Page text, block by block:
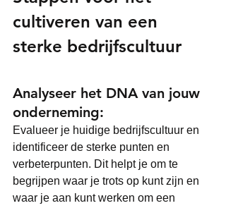
cultiveren van een
sterke bedrijfscultuur
Analyseer het DNA van jouw
onderneming:
Evalueer je huidige bedrijfscultuur en
identificeer de sterke punten en
verbeterpunten. Dit helpt je om te
begrijpen waar je trots op kunt zijn en
waar je aan kunt werken om een